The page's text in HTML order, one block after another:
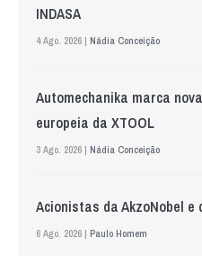
INDASA
4 Ago. 2026 | Nádia Conceição
Automechanika marca
europeia da XTOOL
3 Ago. 2026 | Nádia Conceição
Acionistas da AkzoNobel
6 Ago. 2026 | Paulo Homem